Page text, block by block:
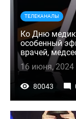
ТЕЛЕКАНАЛЫ
Ко Дню
особенный
врачей,
16 июня, 2024
80043